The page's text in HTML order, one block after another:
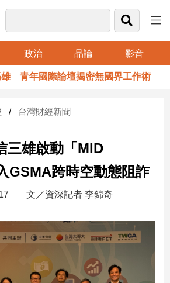
政治 品論 影音
年國際論壇揭密無國界工作術
台灣財經新聞
三雄啟動「MID
跨時空動態阻詐
文／資深記者 李錦奇